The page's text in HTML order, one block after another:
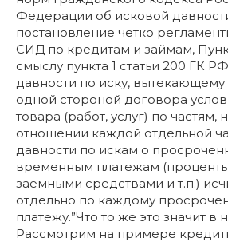
Федерации об исковой
постановление четко
СИД по кредитам и займам,
смыслу пункта 1 статьи 200 ГК
давности по иску,
одной стороной договора
товара (работ, услуг) по частям,
отношении каждой отдельной
давности по искам о
временным платежам
заемными средствами и т.п.)
отдельно по каждому
платежу.”Что то же это значит в
Рассмотрим на примере